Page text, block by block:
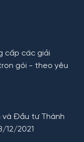
cấp các giải
gói - theo yêu
và Đầu tư Thành
12/2021